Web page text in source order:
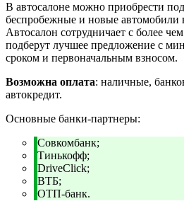
В автосалоне можно приобрести
беспробежные и новые автомобили
Автосалон сотрудничает с более
подберут лучшее предложение с
сроком и первоначальным взносом.
Возможна оплата: наличные,
автокредит.
Основные банки-партнеры:
Совкомбанк;
Тинькофф;
DriveClick;
ВТБ;
ОТП-банк.